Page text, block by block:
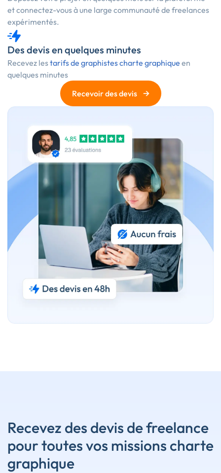
et connectez-vous à une large communauté de freelances
expérimentés.
Des devis en quelques minutes
Recevez lestarifs de graphistes charte graphique en
quelques minutes
Recevoir des devis
→
Recevez des devis de freelance
pour toutes vos missions charte
graphique